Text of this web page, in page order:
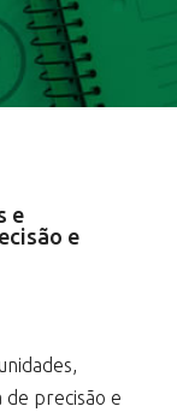
e
e
de precisão e